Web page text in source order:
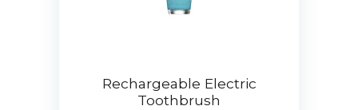
Rechargeable Electric
Toothbrush